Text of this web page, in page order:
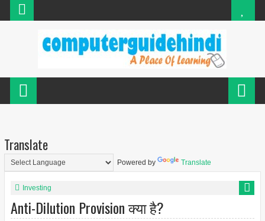
Translate
Powered by Translate
Investing
Anti-Dilution Provision क्या है?